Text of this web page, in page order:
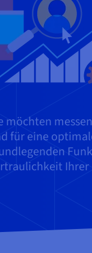
möchten
für eine
Ihrer